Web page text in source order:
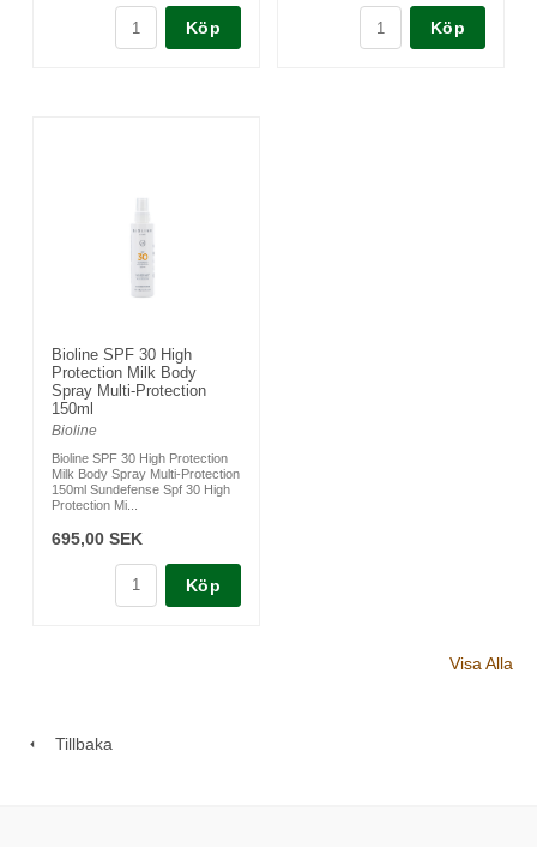
Köp Köp
Bioline SPF 30 High
Protection Milk Body
Spray Multi-Protection
150ml
Bioline
Bioline SPF 30 High Protection
Milk Body Spray Multi-Protection
150ml Sundefense Spf 30 High
Protection Mi...
695,00 SEK
Köp
Visa Alla
Tillbaka